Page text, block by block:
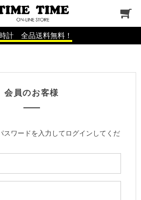
計 全品送料無料！
会員のお客様
スワードを入力してログインしてくだ